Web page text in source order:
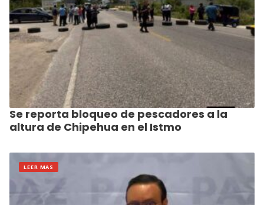
Se reporta bloqueo de pescadores a la
altura de Chipehua en el Istmo
LEER MAS